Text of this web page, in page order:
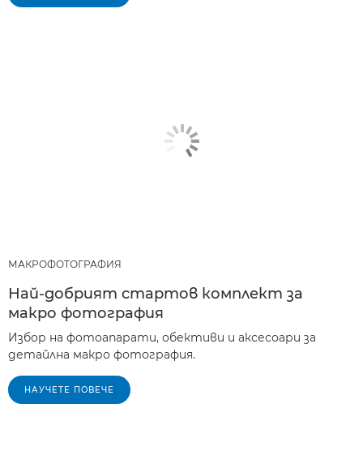
МАКРОФОТОГРАФИЯ
Най-добрият стартов комплект за
макро фотография
Избор на фотоапарати, обективи и аксесоари за
детайлна макро фотография.
НАУЧЕТЕ ПОВЕЧЕ